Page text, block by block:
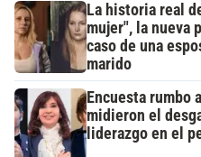
La historia real
mujer", la nueva
caso de una
marido
Encuesta rumbo
midieron el
liderazgo en el